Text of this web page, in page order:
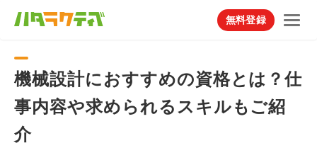
無料登録
機械設計におすすめの資格とは？仕
事内容や求められるスキルもご紹
介